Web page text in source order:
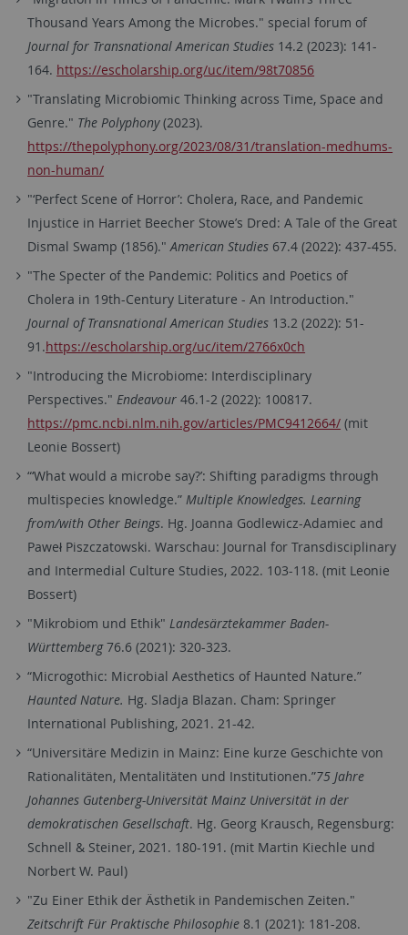
Thousand Years Among the Microbes." special forum of
Journal for Transnational American Studies 14.2 (2023): 141-
164. https://escholarship.org/uc/item/98t70856
"Translating Microbiomic Thinking across Time, Space and
Genre." The Polyphony(2023).
https://thepolyphony.org/2023/08/31/translation-medhums-
non-human/
"‘Perfect Scene of Horror’: Cholera, Race, and Pandemic
Injustice in Harriet Beecher Stowe’s Dred: A Tale of the Great
Dismal Swamp (1856)."American Studies 67.4 (2022): 437-455.
"The Specter of the Pandemic: Politics and Poetics of
Cholera in 19th-Century Literature - An Introduction."
Journal of Transnational American Studies 13.2 (2022): 51-
91.https://escholarship.org/uc/item/2766x0ch
"Introducing the Microbiome: Interdisciplinary
Perspectives."Endeavour 46.1-2 (2022): 100817.
https://pmc.ncbi.nlm.nih.gov/articles/PMC9412664/ (mit
Leonie Bossert)
“‘What would a microbe say?’: Shifting paradigms through
multispecies knowledge.” Multiple Knowledges. Learning
from/with Other Beings. Hg. Joanna Godlewicz-Adamiec and
Paweł Piszczatowski. Warschau: Journal for Transdisciplinary
and Intermedial Culture Studies, 2022. 103-118. (mit Leonie
Bossert)
"Mikrobiom und Ethik" Landesärztekammer Baden-
Württemberg76.6 (2021): 320-323.
“Microgothic: Microbial Aesthetics of Haunted Nature.”
Haunted Nature. Hg. Sladja Blazan. Cham: Springer
International Publishing, 2021. 21-42.
“Universitäre Medizin in Mainz: Eine kurze Geschichte von
Rationalitäten, Mentalitäten und Institutionen.”75 Jahre
Johannes Gutenberg-Universität Mainz Universität in der
demokratischen Gesellschaft. Hg. Georg Krausch, Regensburg:
Schnell & Steiner, 2021. 180-191. (mit Martin Kiechle und
Norbert W. Paul)
"Zu Einer Ethik der Ästhetik in Pandemischen Zeiten."
Zeitschrift Für Praktische Philosophie 8.1 (2021): 181-208.